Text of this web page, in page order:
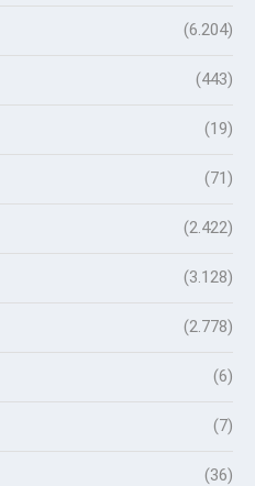
(6.204)
(443)
(19)
(71)
(2.422)
(3.128)
(2.778)
(6)
(7)
(36)